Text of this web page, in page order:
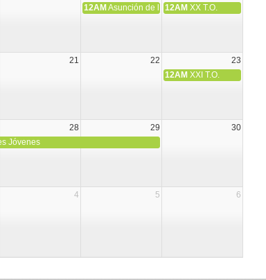
12AM Asunción de la Virgen María
12AM XX T.O.
21 22
23
12AM XXI T.O.
28 29
30
Jóvenes
4 5 6